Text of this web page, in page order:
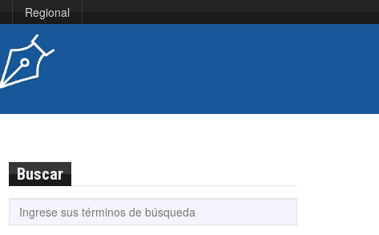
Regional
Buscar